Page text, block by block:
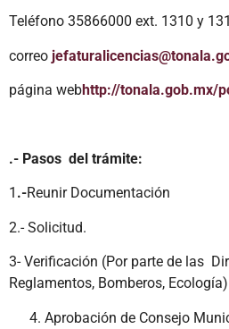
Teléfono 35866000 ext. 1310 y
correo
página webhttp://tonala.gob.mx/
.- Pasos del trámite:
1 .-Reunir Documentación
2.- Solicitud.
3- Verificación (Por parte de las
Reglamentos, Bomberos,
Aprobación de Consejo